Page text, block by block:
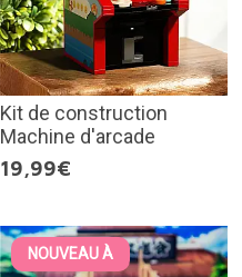
Kit de construction
Machine d'arcade
19,99€
NOUVEAU À